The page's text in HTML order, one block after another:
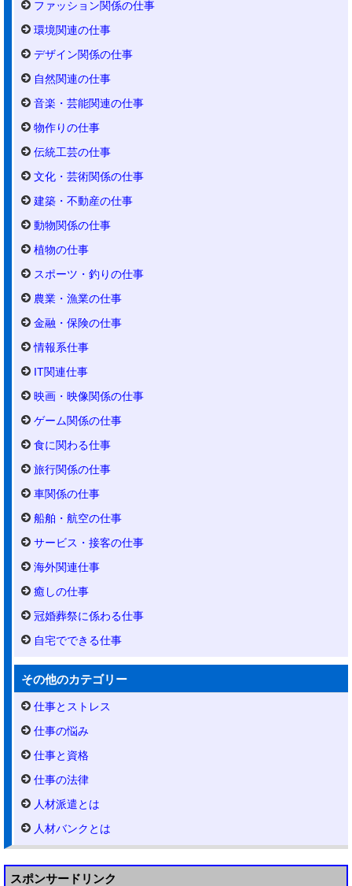
ファッション関係の仕事
環境関連の仕事
デザイン関係の仕事
自然関連の仕事
音楽・芸能関連の仕事
物作りの仕事
伝統工芸の仕事
文化・芸術関係の仕事
建築・不動産の仕事
動物関係の仕事
植物の仕事
スポーツ・釣りの仕事
農業・漁業の仕事
金融・保険の仕事
情報系仕事
IT関連仕事
映画・映像関係の仕事
ゲーム関係の仕事
食に関わる仕事
旅行関係の仕事
車関係の仕事
船舶・航空の仕事
サービス・接客の仕事
海外関連仕事
癒しの仕事
冠婚葬祭に係わる仕事
自宅でできる仕事
その他のカテゴリー
仕事とストレス
仕事の悩み
仕事と資格
仕事の法律
人材派遣とは
人材バンクとは
スポンサードリンク